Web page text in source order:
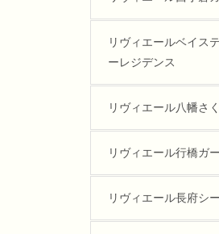
リヴィエールベイス
ーレジデンス
リヴィエール八幡さ
リヴィエール行橋ガ
リヴィエール長府シ